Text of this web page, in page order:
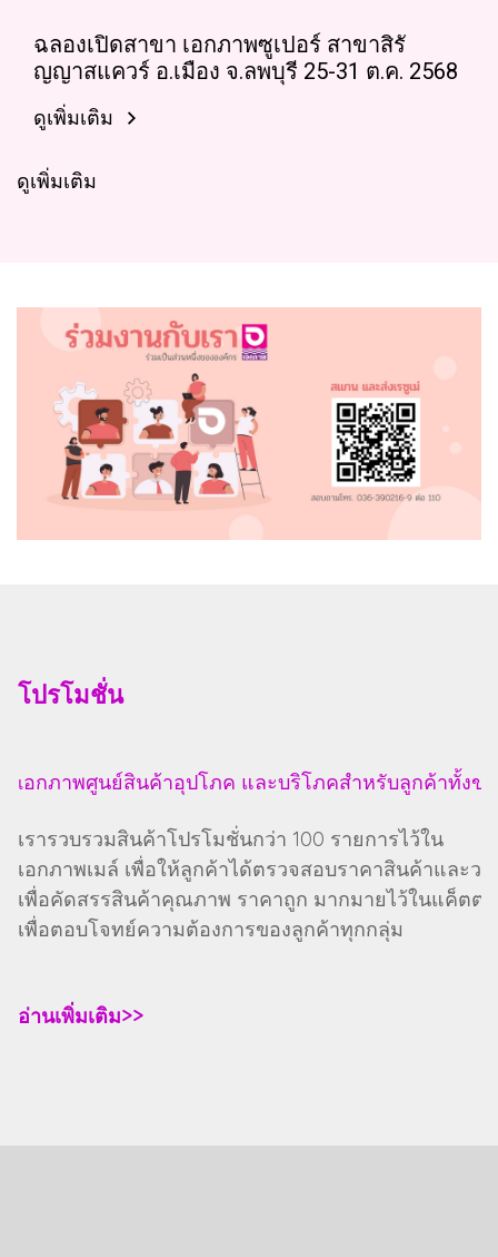
ฉลองเปิดสาขา เอกภาพซูเปอร์ สาขาสิรั
ญญาสแควร์ อ.เมือง จ.ลพบุรี 25-31 ต.ค. 2568
ดูเพิ่มเติม
ดูเพิ่มเติม
โปรโมชั่น
เอกภาพศูนย์สินค้าอุปโภค และบริโภคสำหรับลูกค้าทั้งข
เรารวบรวมสินค้าโปรโมชั่นกว่า 100 รายการไว้ใน
เอกภาพเมล์ เพื่อให้ลูกค้าได้ตรวจสอบราคาสินค้าและว
เพื่อคัดสรรสินค้าคุณภาพ ราคาถูก มากมายไว้ในแค็ตต
เพื่อตอบโจทย์ความต้องการของลูกค้าทุกกลุ่ม
อ่านเพิ่มเติม>>